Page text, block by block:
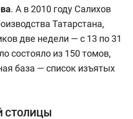
. А в 2010 году Салихов
Татарстана,
две недели — с 13 по 31
состояло из 150 томов,
база — список изъятых
СТОЛИЦЫ